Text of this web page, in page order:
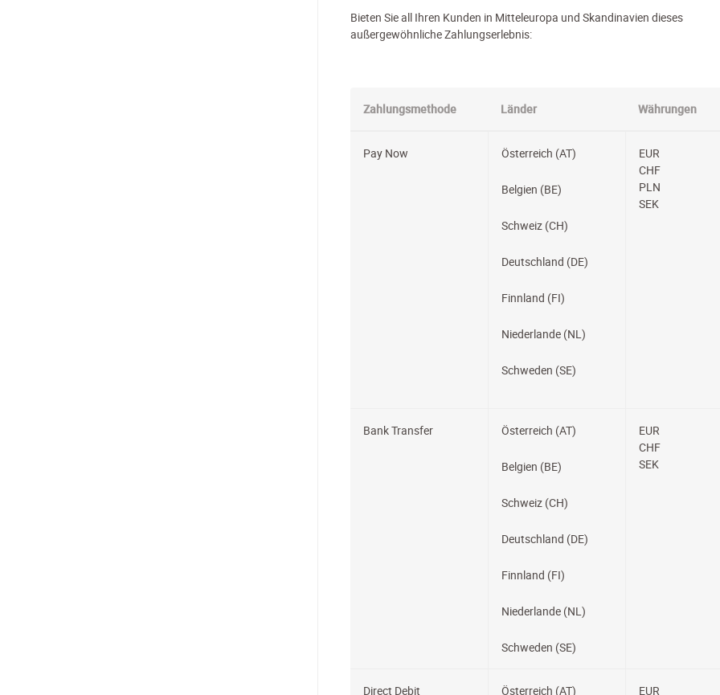
Bieten Sie all Ihren Kunden in Mitteleuropa und Skandinavien dieses
außergewöhnliche Zahlungserlebnis:
Zahlungsmethode Länder Währungen
Pay Now Österreich (AT)
Belgien (BE)
Schweiz (CH)
Deutschland (DE)
Finnland (FI)
Niederlande (NL)
Schweden (SE)
EUR
CHF
PLN
SEK
Bank Transfer Österreich (AT)
Belgien (BE)
Schweiz (CH)
Deutschland (DE)
Finnland (FI)
Niederlande (NL)
Schweden (SE)
EUR
CHF
SEK
Direct Debit Österreich (AT) EUR